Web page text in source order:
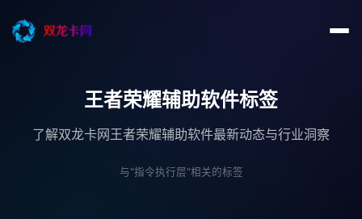
王者荣耀辅助软件标签
了解双龙卡网王者荣耀辅助软件最新动态与行业洞察
与"指令执行层"相关的标签